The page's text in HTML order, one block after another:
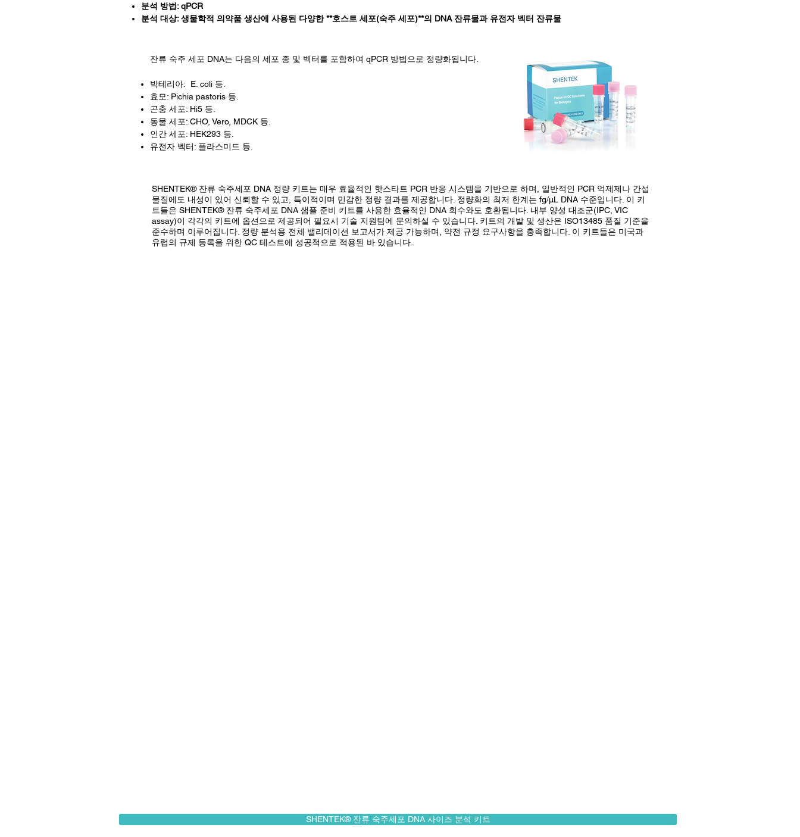
분석 방법: qPCR
분석 대상: 생물학적 의약품 생산에 사용된 다양한 **호스트 세포(숙주 세포)**의 DNA 잔류물과 유전자 벡터 잔류물
잔류 숙주 세포 DNA는 다음의 세포 종 및 벡터를 포함하여 qPCR 방법으로 정량화됩니다.
박테리아: E. coli 등.
효모: Pichia pastoris 등.
곤충 세포: Hi5 등.
동물 세포: CHO, Vero, MDCK 등.
인간 세포: HEK293 등.
유전자 벡터: 플라스미드 등.
SHENTEK® 잔류 숙주세포 DNA 정량 키트는 매우 효율적인 핫스타트 PCR 반응 시스템을 기반으로 하며, 일반적인 PCR 억제제나 간섭
물질에도 내성이 있어 신뢰할 수 있고, 특이적이며 민감한 정량 결과를 제공합니다. 정량화의 최저 한계는 fg/μL DNA 수준입니다. 이 키
트들은 SHENTEK® 잔류 숙주세포 DNA 샘플 준비 키트를 사용한 효율적인 DNA 회수와도 호환됩니다. 내부 양성 대조군(IPC, VIC
assay)이 각각의 키트에 옵션으로 제공되어 필요시 기술 지원팀에 문의하실 수 있습니다. 키트의 개발 및 생산은 ISO13485 품질 기준을
준수하며 이루어집니다. 정량 분석용 전체 밸리데이션 보고서가 제공 가능하며, 약전 규정 요구사항을 충족합니다. 이 키트들은 미국과
유럽의 규제 등록을 위한 QC 테스트에 성공적으로 적용된 바 있습니다.
SHENTEK® 잔류 숙주세포 DNA 사이즈 분석 키트